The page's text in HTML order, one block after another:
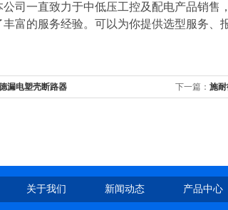
公司一直致力于中低压工控及配电产品销
富的服务经验。可以为你提供选型服务、
漏电塑壳断路器 下一篇： 施
关于我们 新闻动态 产品中心